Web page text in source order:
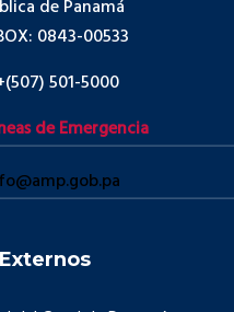
de Panamá
0843-00533
501-5000
de Emergencia